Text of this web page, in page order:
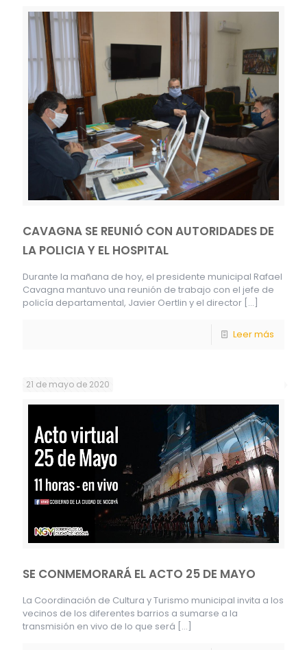
CAVAGNA SE REUNIÓ CON AUTORIDADES DE
LA POLICIA Y EL HOSPITAL
Durante la mañana de hoy, el presidente municipal Rafael
Cavagna mantuvo una reunión de trabajo con el jefe de
policía departamental, Javier Oertlin y el director […]
Leer más
21 de mayo de 2020
SE CONMEMORARÁ EL ACTO 25 DE MAYO
La Coordinación de Cultura y Turismo municipal invita a los
vecinos de los diferentes barrios a sumarse a la
transmisión en vivo de lo que será […]